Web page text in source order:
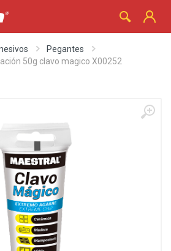
Pegantes
50g clavo magico X00252